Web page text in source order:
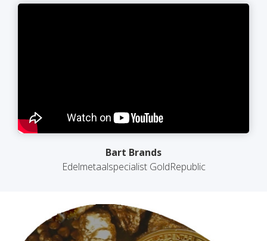
Bart Brands
Edelmetaalspecialist GoldRepublic